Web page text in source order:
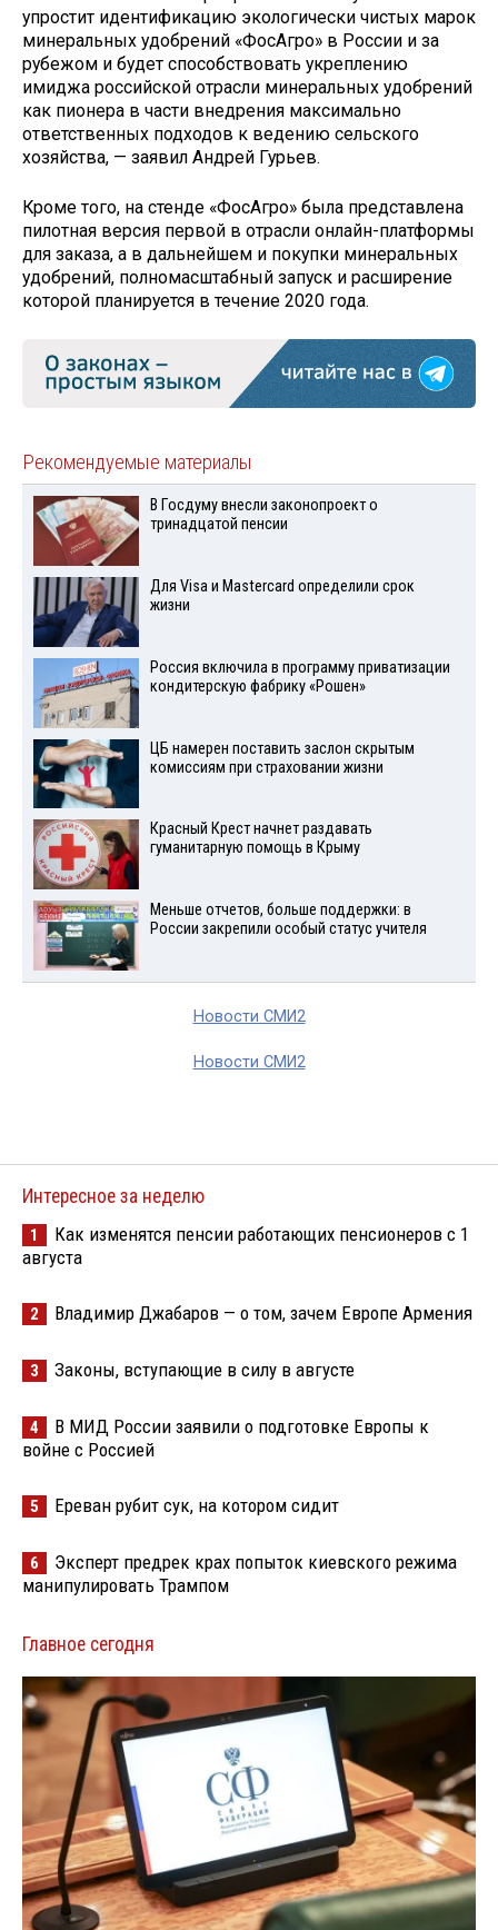
упростит идентификацию экологически чистых марок
минеральных удобрений «Фос­Агро» в России и за
рубежом и будет способствовать укреплению
имиджа российской отрасли минеральных удобрений
как пионера в части внедрения максимально
ответственных подходов к ведению сельского
хозяйства, — заявил Андрей Гурьев.
Кроме того, на стенде «Фос­Агро» была представлена
пилотная версия первой в отрасли онлайн-платформы
для заказа, а в дальнейшем и покупки минеральных
удобрений, полномасштабный запуск и расширение
которой планируется в течение 2020 года.
Рекомендуемые материалы
В Госдуму внесли законопроект о
тринадцатой пенсии
Для Visа и Mastercard определили срок
жизни
Россия включила в программу приватизации
кондитерскую фабрику «Рошен»
ЦБ намерен поставить заслон скрытым
комиссиям при страховании жизни
Красный Крест начнет раздавать
гуманитарную помощь в Крыму
Меньше отчетов, больше поддержки: в
России закрепили особый статус учителя
Новости СМИ2
Новости СМИ2
Интересное за неделю
1
Как изменятся пенсии работающих пенсионеров с 1
августа
2 Владимир Джабаров — о том, зачем Европе Армения
3 Законы, вступающие в силу в августе
4
В МИД России заявили о подготовке Европы к
войне с Россией
5 Ереван рубит сук, на котором сидит
6
Эксперт предрек крах попыток киевского режима
манипулировать Трампом
Главное сегодня